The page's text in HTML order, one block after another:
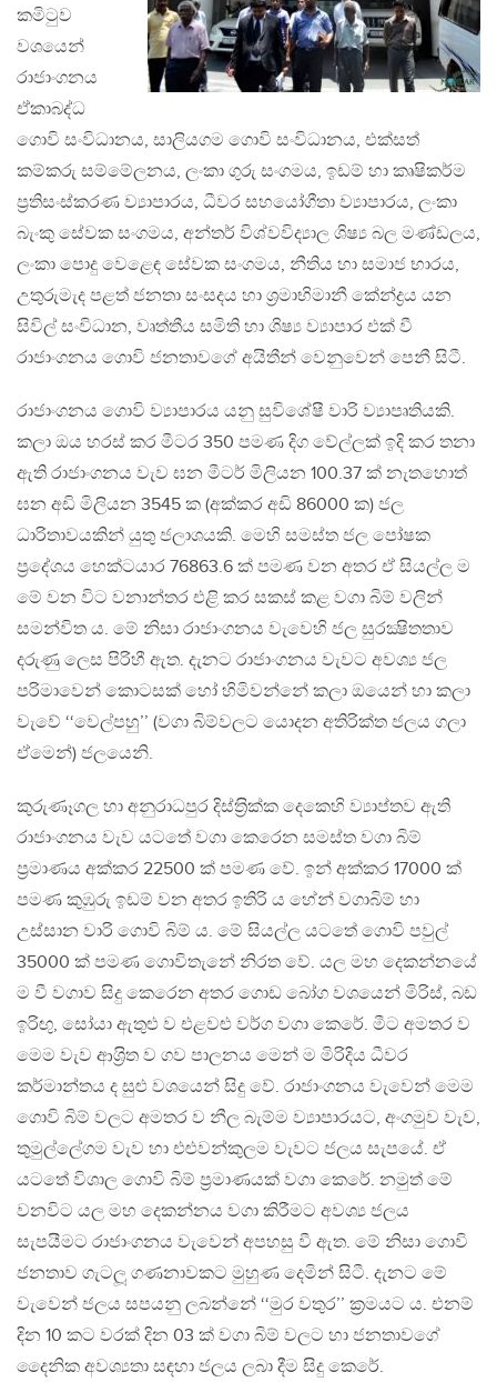
කමිටුව
වශයෙන්
රාජාංගනය
ඒකාබද්ධ
ගොවි සංවිධානය, සාලියගම ගොවි සංවිධානය, එක්සත්
කම්කරු සම්මේලනය, ලංකා ගුරු සංගමය, ඉඩම් හා කෘෂිකර්ම
ප්‍රතිසංස්කරණ ව්‍යාපාරය, ධීවර සහයෝගීතා ව්‍යාපාරය, ලංකා
බැංකු සේවක සංගමය, අන්තර් විශ්වවිද්‍යාල ශිෂ්‍ය බල මණ්ඩලය,
ලංකා පොදු වෙළෙඳ සේවක සංගමය, නීතිය හා සමාජ භාරය,
උතුරුමැද පළත් ජනතා සංසදය හා ශ‍්‍රමාභිමානී කේන්ද්‍රය යන
සිවිල් සංවිධාන, වෘත්තීය සමිති හා ශිෂ්‍ය ව්‍යාපාර එක් වී
රාජාංගනය ගොවි ජනතාවගේ අයිතීන් වෙනුවෙන් පෙනී සිටී.
රාජාංගනය ගොවි ව්‍යාපාරය යනු සුවිශේෂී වාරි ව්‍යාපෘතියකි.
කලා ඔය හරස් කර මීටර 350 පමණ දිග වේල්ලක් ඉදි කර තනා
ඇති රාජාංගනය වැව ඝන මීටර් මිලියන 100.37 ක් නැතහොත්
ඝන අඩි මිලියන 3545 ක (අක්කර අඩි 86000 ක) ජල
ධාරිතාවයකින් යුතු ජලාශයකි. මෙහි සමස්ත ජල පෝෂක
ප‍්‍රදේශය හෙක්ටයාර 76863.6 ක් පමණ වන අතර ඒ සියල්ල ම
මේ වන විට වනාන්තර එළි කර සකස් කළ වගා බිම් වලින්
සමන්විත ය. මේ නිසා රාජාංගනය වැවෙහි ජල සුරක්‍ෂිතතාව
දරුණු ලෙස පිරිහී ඇත. දැනට රාජාංගනය වැවට අවශ්‍ය ජල
පරිමාවෙන් කොටසක් හෝ හිමිවන්නේ කලා ඔයෙන් හා කලා
වැවේ ‘‘වෙල්පහු’’ (වගා බිම්වලට යොදන අතිරික්ත ජලය ගලා
ඒමෙන්) ජලයෙනි.
කුරුණෑගල හා අනුරාධපුර දිස්ත‍්‍රික්ක දෙකෙහි ව්‍යාප්තව ඇති
රාජාංගනය වැව යටතේ වගා කෙරෙන සමස්ත වගා බිම්
ප‍්‍රමාණය අක්කර 22500 ක් පමණ වේ. ඉන් අක්කර 17000 ක්
පමණ කුඹුරු ඉඩම් වන අතර ඉතිරි ය හේන් වගාබිම් හා
උස්සාන වාරි ගොවි බිම් ය. මේ සියල්ල යටතේ ගොවි පවුල්
35000 ක් පමණ ගොවිතැනේ නිරත වේ. යල මහ දෙකන්නයේ
ම වී වගාව සිදු කෙරෙන අතර ගොඩ බෝග වශයෙන් මිරිස්, බඩ
ඉරිඟු, සෝයා ඇතුළු ව එළවළු වර්ග වගා කෙරේ. මීට අමතර ව
මෙම වැව ආශ‍්‍රිත ව ගව පාලනය මෙන් ම මිරිදිය ධීවර
කර්මාන්තය ද සුළු වශයෙන් සිදු වේ. රාජාංගනය වැවෙන් මෙම
ගොවි බිම් වලට අමතර ව නීල බැම්ම ව්‍යාපාරයට, අංගමුව වැව,
තුමුල්ලේගම වැව හා එළුවන්කුලම වැවට ජලය සැපයේ. ඒ
යටතේ විශාල ගොවි බිම් ප‍්‍රමාණයක් වගා කෙරේ. නමුත් මේ
වනවිට යල මහ දෙකන්නය වගා කිරීමට අවශ්‍ය ජලය
සැපයීමට රාජාංගනය වැවෙන් අපහසු වී ඇත. මේ නිසා ගොවි
ජනතාව ගැටලූ ගණනාවකට මුහුණ දෙමින් සිටී. දැනට මේ
වැවෙන් ජලය සපයනු ලබන්නේ ‘‘මුර වතුර’’ ක‍්‍රමයට ය. එනම්
දින 10 කට වරක් දින 03 ක් වගා බිම් වලට හා ජනතාවගේ
දෛනික අවශ්‍යතා සඳහා ජලය ලබා දීම සිදු කෙරේ.